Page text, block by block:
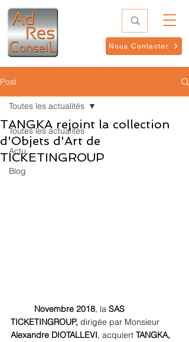
Nous Contacter
Post
Toutes les actualités
Actu
Blog
Toutes les actualités
TANGKA rejoint la collection
d'Objets d'Art de
TICKETINGROUP
Novembre 2018, la SAS
TICKETINGROUP, dirigée par Monsieur
Alexandre DIOTALLEVI, acquiert TANGKA,